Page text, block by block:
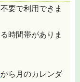
要で利用できま
時間帯がありま
から月のカレンダ